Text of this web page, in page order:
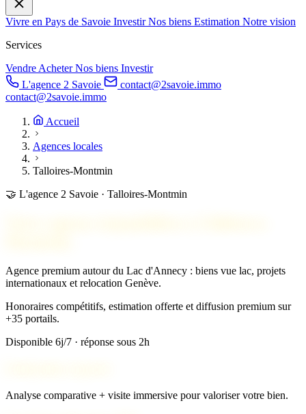
Vivre en Pays de Savoie InvestirNos biens Estimation Notre vision
Services
VendreAcheterNos biens Investir
L'agence 2 Savoie
contact@2savoie.immo
contact@2savoie.immo
Accueil
Agences locales
Talloires-Montmin
🤝 L'agence 2 Savoie · Talloires-Montmin
Agence premium autour du Lac d'Annecy : biens vue lac, projets
internationaux et relocation Genève.
Honoraires compétitifs, estimation offerte et diffusion premium sur
+35 portails.
Disponible 6j/7 · réponse sous 2h
Analyse comparative + visite immersive pour valoriser votre bien.